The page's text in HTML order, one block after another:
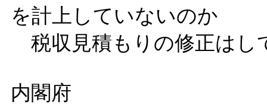
を計上していないのか
税収見積もりの修正はし
内閣府